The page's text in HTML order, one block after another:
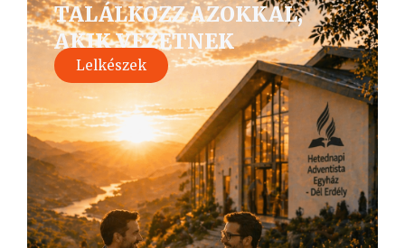
TALÁLKOZZ AZOKKAL,
AKIK VEZETNEK
Lelkészek